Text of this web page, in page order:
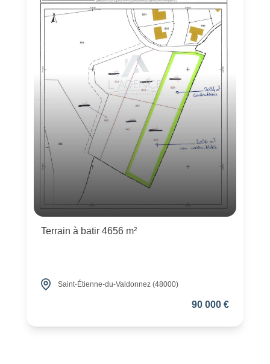
Terrain à batir 4656 m²
Saint-Étienne-du-Valdonnez (48000)
90 000 €